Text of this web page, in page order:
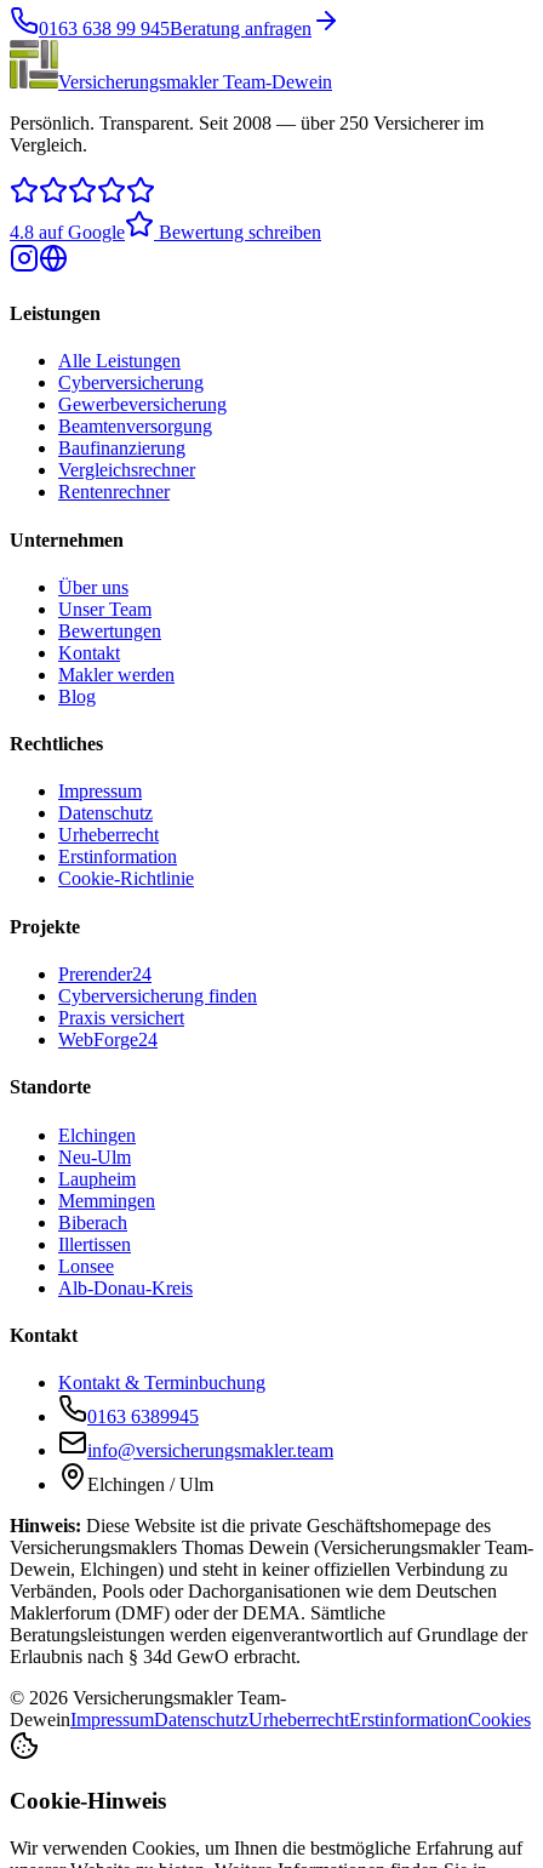
0163 638 99 945Beratung anfragen
Versicherungsmakler Team-Dewein
Persönlich. Transparent. Seit 2008 — über 250 Versicherer im
Vergleich.
4.8 auf Google Bewertung schreiben
Leistungen
Alle Leistungen
Cyberversicherung
Gewerbeversicherung
Beamtenversorgung
Baufinanzierung
Vergleichsrechner
Rentenrechner
Unternehmen
Über uns
Unser Team
Bewertungen
Kontakt
Makler werden
Blog
Rechtliches
Impressum
Datenschutz
Urheberrecht
Erstinformation
Cookie-Richtlinie
Projekte
Prerender24
Cyberversicherung finden
Praxis versichert
WebForge24
Standorte
Elchingen
Neu-Ulm
Laupheim
Memmingen
Biberach
Illertissen
Lonsee
Alb-Donau-Kreis
Kontakt
Kontakt & Terminbuchung
0163 6389945
info@versicherungsmakler.team
Elchingen / Ulm
Hinweis: Diese Website ist die private Geschäftshomepage des
Versicherungsmaklers Thomas Dewein (Versicherungsmakler Team-
Dewein, Elchingen) und steht in keiner offiziellen Verbindung zu
Verbänden, Pools oder Dachorganisationen wie dem Deutschen
Maklerforum (DMF) oder der DEMA. Sämtliche
Beratungsleistungen werden eigenverantwortlich auf Grundlage der
Erlaubnis nach § 34d GewO erbracht.
© 2026 Versicherungsmakler Team-
DeweinImpressumDatenschutzUrheberrechtErstinformationCookies
Cookie-Hinweis
Wir verwenden Cookies, um Ihnen die bestmögliche Erfahrung auf